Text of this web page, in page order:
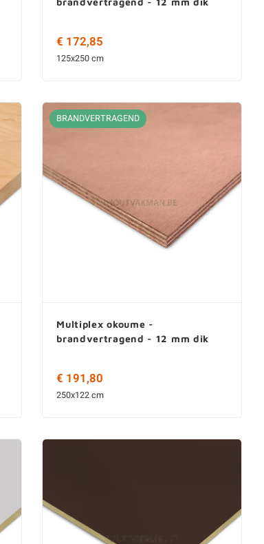
€ 172,85
125x250 cm
BRANDVERTRAGEND
Multiplex okoume -
brandvertragend - 12 mm dik
€ 191,80
250x122 cm